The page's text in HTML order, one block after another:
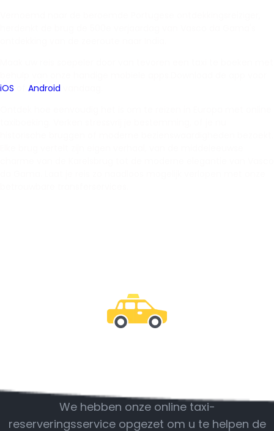
iOS
Android
We hebben onze online taxi-
reserveringsservice opgezet om u te helpen de